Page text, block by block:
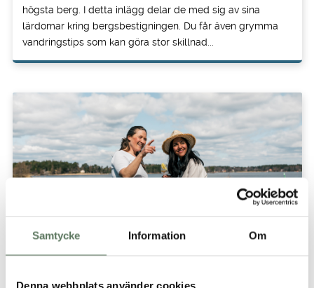
Samtycke Information Om
Denna webbplats använder cookies
högsta berg. I detta inlägg delar de med sig av sina
lärdomar kring bergsbestigningen. Du får även grymma
vandringstips som kan göra stor skillnad...
Semestertips i Sverige